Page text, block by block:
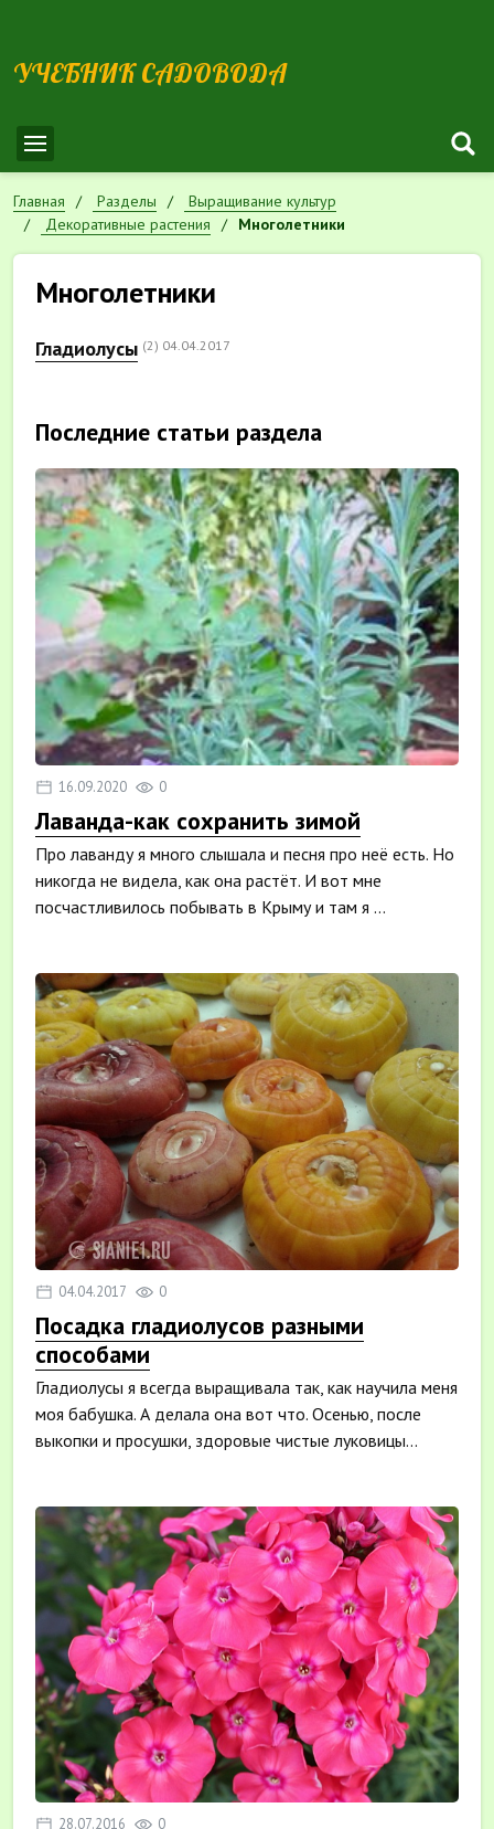
УЧЕБНИК САДОВОДА
Главная Разделы
Выращивание культур
Декоративные растения
Многолетники
Многолетники
Гладиолусы (2) 04.04.2017
Последние статьи раздела
16.09.2020 0
Лаванда-как сохранить зимой
Про лаванду я много слышала и песня про неё есть. Но
никогда не видела, как она растёт. И вот мне
посчастливилось побывать в Крыму и там я ...
04.04.2017 0
Посадка гладиолусов разными
способами
Гладиолусы я всегда выращивала так, как научила меня
моя бабушка. А делала она вот что. Осенью, после
выкопки и просушки, здоровые чистые луковицы...
28.07.2016 0